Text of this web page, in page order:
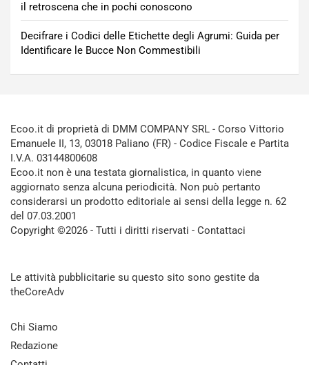
il retroscena che in pochi conoscono
Decifrare i Codici delle Etichette degli Agrumi: Guida per
Identificare le Bucce Non Commestibili
Ecoo.it di proprietà di DMM COMPANY SRL - Corso Vittorio
Emanuele II, 13, 03018 Paliano (FR) - Codice Fiscale e Partita
I.V.A. 03144800608
Ecoo.it non è una testata giornalistica, in quanto viene
aggiornato senza alcuna periodicità. Non può pertanto
considerarsi un prodotto editoriale ai sensi della legge n. 62
del 07.03.2001
Copyright ©2026 - Tutti i diritti riservati - Contattaci
Le attività pubblicitarie su questo sito sono gestite da
theCoreAdv
Chi Siamo
Redazione